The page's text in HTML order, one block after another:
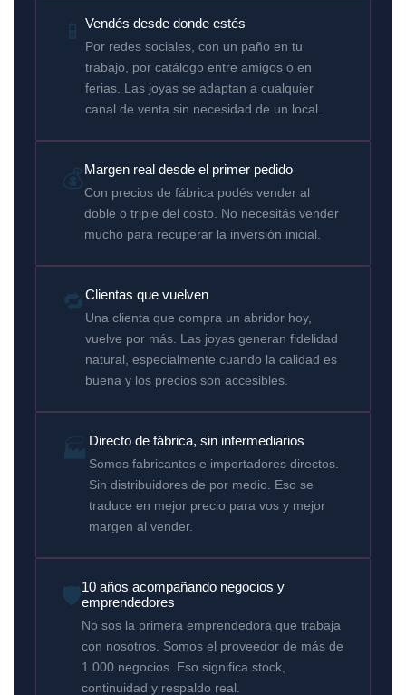
📱 Vendés desde donde estés
Por redes sociales, con un paño en tu
trabajo, por catálogo entre amigos o en
ferias. Las joyas se adaptan a cualquier
canal de venta sin necesidad de un local.
💰Margen real desde el primer pedido
Con precios de fábrica podés vender al
doble o triple del costo. No necesitás vender
mucho para recuperar la inversión inicial.
🔁 Clientas que vuelven
Una clienta que compra un abridor hoy,
vuelve por más. Las joyas generan fidelidad
natural, especialmente cuando la calidad es
buena y los precios son accesibles.
🏭 Directo de fábrica, sin intermediarios
Somos fabricantes e importadores directos.
Sin distribuidores de por medio. Eso se
traduce en mejor precio para vos y mejor
margen al vender.
🛡️10 años acompañando negocios y
emprendedores
No sos la primera emprendedora que trabaja
con nosotros. Somos el proveedor de más de
1.000 negocios. Eso significa stock,
continuidad y respaldo real.